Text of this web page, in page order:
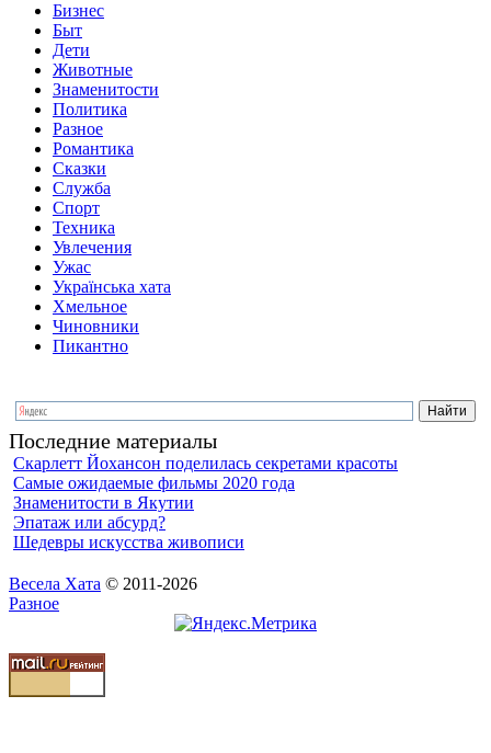
Бизнес
Быт
Дети
Животные
Знаменитости
Политика
Разное
Романтика
Сказки
Служба
Спорт
Техника
Увлечения
Ужас
Українська хата
Хмельное
Чиновники
Пикантно
Последние материалы
Скарлетт Йохансон поделилась секретами красоты
Самые ожидаемые фильмы 2020 года
Знаменитости в Якутии
Эпатаж или абсурд?
Шедевры искусства живописи
Весела Хата © 2011-2026
Разное